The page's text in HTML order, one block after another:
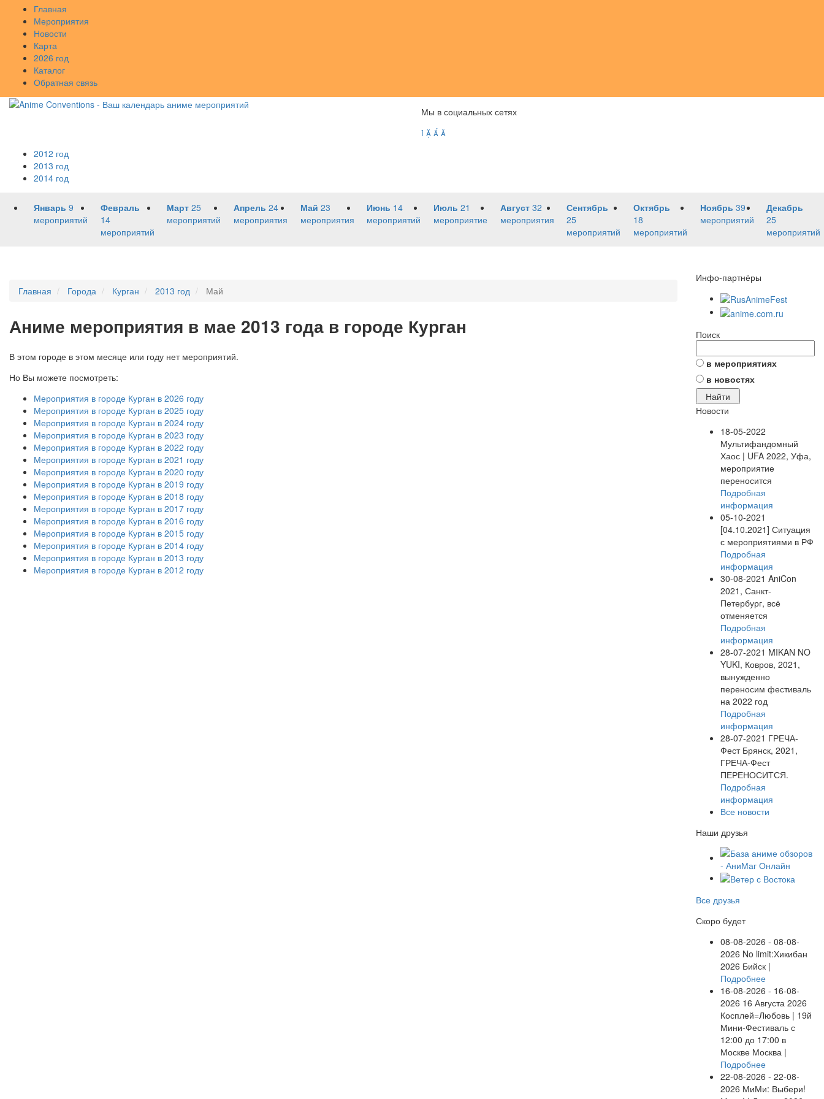
Главная
Мероприятия
Новости
Карта
2026 год
Каталог
Обратная связь
Мы в социальных сетях
   
2012 год
2013 год
2014 год
Январь 9
мероприятий
Февраль
14
мероприятий
Март 25
мероприятий
Апрель 24
мероприятия
Май 23
мероприятия
Июнь 14
мероприятий
Июль 21
мероприятие
Август 32
мероприятия
Сентябрь
25
мероприятий
Октябрь
18
мероприятий
Ноябрь 39
мероприятий
Декабрь
25
мероприятий
Главная Города Курган 2013 год Май
Аниме мероприятия в мае 2013 года в городе Курган
В этом городе в этом месяце или году нет мероприятий.
Но Вы можете посмотреть:
Мероприятия в городе Курган в 2026 году
Мероприятия в городе Курган в 2025 году
Мероприятия в городе Курган в 2024 году
Мероприятия в городе Курган в 2023 году
Мероприятия в городе Курган в 2022 году
Мероприятия в городе Курган в 2021 году
Мероприятия в городе Курган в 2020 году
Мероприятия в городе Курган в 2019 году
Мероприятия в городе Курган в 2018 году
Мероприятия в городе Курган в 2017 году
Мероприятия в городе Курган в 2016 году
Мероприятия в городе Курган в 2015 году
Мероприятия в городе Курган в 2014 году
Мероприятия в городе Курган в 2013 году
Мероприятия в городе Курган в 2012 году
Инфо-партнёры
Поиск
в мероприятиях
в новостях
Новости
18-05-2022
Мультифандомный
Хаос | UFA 2022, Уфа,
мероприятие
переносится
Подробная
информация
05-10-2021
[04.10.2021] Ситуация
с мероприятиями в РФ
Подробная
информация
30-08-2021 AniCon
2021, Санкт-
Петербург, всё
отменяется
Подробная
информация
28-07-2021 MIKAN NO
YUKI, Ковров, 2021,
вынужденно
переносим фестиваль
на 2022 год
Подробная
информация
28-07-2021 ГРЕЧА-
Фест Брянск, 2021,
ГРЕЧА-Фест
ПЕРЕНОСИТСЯ.
Подробная
информация
Все новости
Наши друзья
Все друзья
Скоро будет
08-08-2026 - 08-08-
2026 No limit:Хикибан
2026 Бийск |
Подробнее
16-08-2026 - 16-08-
2026 16 Августа 2026
Косплей=Любовь | 19й
Мини-Фестиваль с
12:00 до 17:00 в
Москве Москва |
Подробнее
22-08-2026 - 22-08-
2026 МиМи: Выбери!